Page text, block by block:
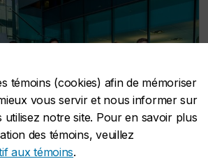
témoins (cookies) afin de mémoriser
vous servir et nous informer sur
notre site. Pour en savoir plus
des témoins, veuillez
aux témoins.